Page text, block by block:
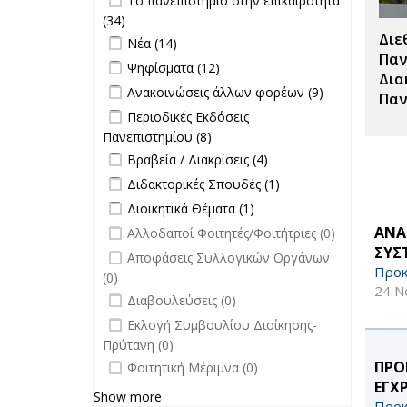
24
Σπουδές filter
επικαιρότητα filter
(34)
επικαιρότητα filter
Apply Νέα filter
Νέα (14)
Apply Ψηφίσματα filter
Ψηφίσματα (12)
Apply Ανακοινώσεις άλλων φορέων
filter
Ανακοινώσεις άλλων φορέων (9)
Ανακοινώσεις
Apply Περιοδικές Εκδόσεις
Πανεπιστημίου filter
Περιοδικές Εκδόσεις
Πανεπιστημίου (8)
Εκδόσεις
Πανεπιστημίου filter
Apply Βραβεία / Διακρίσεις filter
Βραβεία / Διακρίσεις (4)
Διακρίσεις
Apply Διδακτορικές Σπουδές filter
Διδακτορικές Σπουδές (1)
filter
Apply Διοικητικά Θέματα filter
Διοικητικά Θέματα (1)
undefined
Αλλοδαποί Φοιτητές/Φοιτήτριες (0)
undefined
Αποφάσεις Συλλογικών Οργάνων
(0)
undefined
Διαβουλεύσεις (0)
undefined
Εκλογή Συμβουλίου Διοίκησης-
Πρύτανη (0)
undefined
Φοιτητική Μέριμνα (0)
Show more